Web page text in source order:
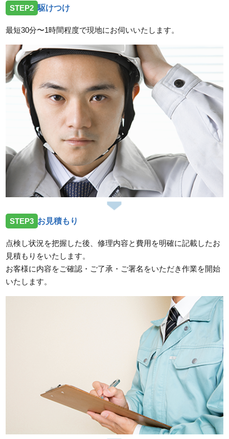
岡山県備前市香登西に台所蛇口交換作業に伺いまし
た。
2026/07/25
岡山県倉敷市玉島長尾にトイレ詰まり除去作業に伺い
ました。
スタッフの修理報告や事例の一覧はこちら
STEP2 駆けつけ
最短30分〜1時間程度で現地にお伺いいたします。
STEP3 お見積もり
点検し状況を把握した後、修理内容と費用を明確に記載したお
見積もりをいたします。
お客様に内容をご確認・ご了承・ご署名をいただき作業を開始
いたします。